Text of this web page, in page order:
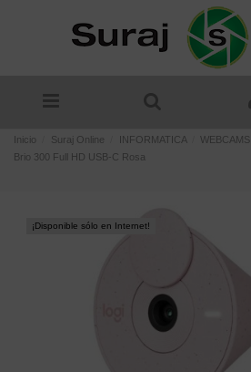
Inicio Suraj Online INFORMATICA WEBCAMS
Brio 300 Full HD USB-C Rosa
¡Disponible sólo en Internet!